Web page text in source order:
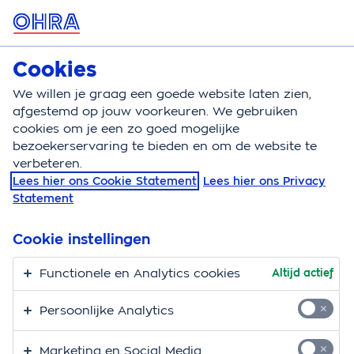
MENU
Zorgverzekering
Zorgverzekering Vergoeding Verloskundige
Vergoeding
verloskundige zorg
rondom de bevalling
Verloskundige zorg is de zorg voor, tijdens en na de
bevalling. Je krijgt de verloskundige hulp van een
verloskundige, specialist of huisarts. Op deze pagina
zorg rondom de bevalling vanuit de basisverzekering.
Cookies
We willen je graag een goede website laten zien,
afgestemd op jouw voorkeuren. We gebruiken
cookies om je een zo goed mogelijke
bezoekerservaring te bieden en om de website te
verbeteren.
Lees hier ons Cookie Statement Lees hier ons Privacy
Statement
Cookie instellingen
Functionele en Analytics cookies Altijd actief
Persoonlijke Analytics
Marketing en Social Media